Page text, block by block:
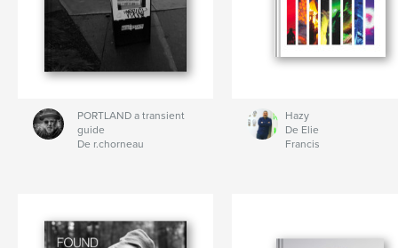
PORTLAND a transient
guide
De r.chorneau
Hazy
De Elie
Francis